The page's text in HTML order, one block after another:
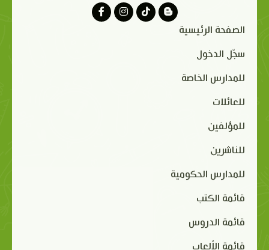
الصفحة الرئيسية
سجّل الدخول
للمدارس الخاصة
للعائلات
للمؤلفين
للناشرين
للمدارس الحكومية
قائمة الكتب
قائمة الدروس
قائمة الألعاب